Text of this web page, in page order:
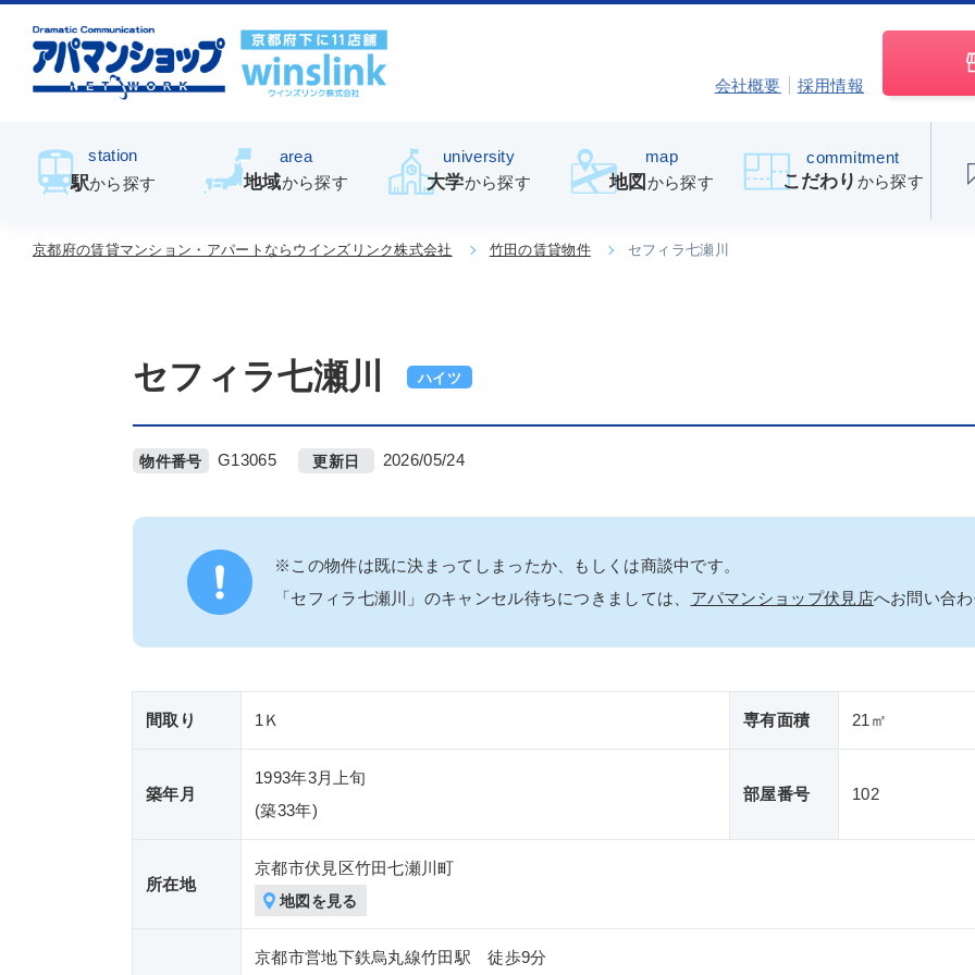
会社概要 採用情報
station
駅から探す
area
地域から探す
university
大学から探す
map
地図 から探す
commitment
こだわり から探す
京都府の賃貸マンション・アパートならウインズリンク株式会社 竹田の賃貸物件 セフィラ七瀬川
ハイツ
セフィラ七瀬川
物件番号 G13065 更新日 2026/05/24
※この物件は既に決まってしまったか、もしくは商談中です。
「セフィラ七瀬川」のキャンセル待ちにつきましては、 アパマンショップ伏見店へお問い合わ
間取り 1Ｋ 専有面積 21㎡
築年月
1993年3月上旬
(築33年)
部屋番号 102
所在地
京都市伏見区竹田七瀬川町
地図を見る
京都市営地下鉄烏丸線竹田駅 徒歩9分